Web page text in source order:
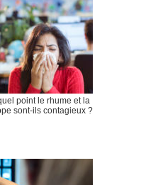
point le rhume et la
sont-ils contagieux ?